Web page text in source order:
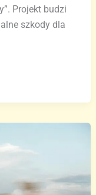
Projekt budzi
szkody dla